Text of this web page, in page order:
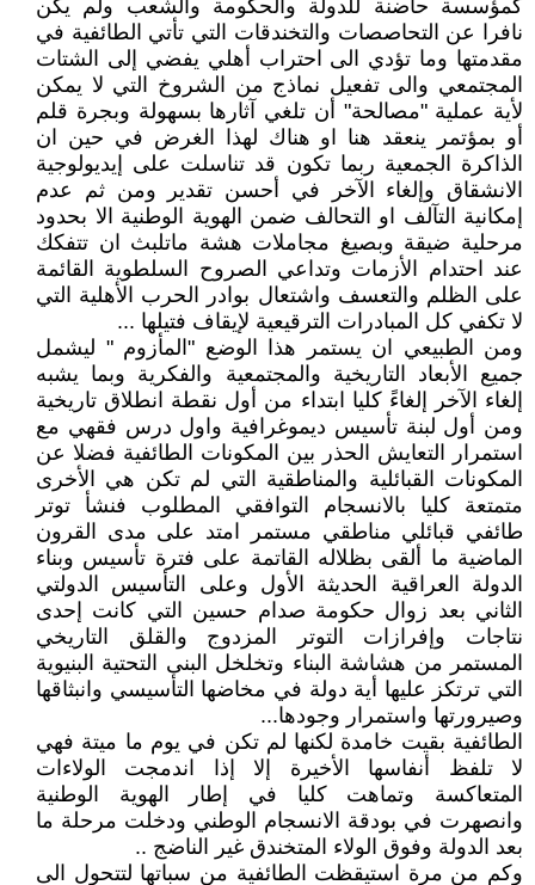
كمؤسسة حاضنة للدولة والحكومة والشعب ولم يكن
نافرا عن التحاصصات والتخندقات التي تأتي الطائفية في
مقدمتها وما تؤدي الى احتراب أهلي يفضي إلى الشتات
المجتمعي والى تفعيل نماذج من الشروخ التي لا يمكن
لأية عملية "مصالحة" أن تلغي آثارها بسهولة وبجرة قلم
أو بمؤتمر ينعقد هنا او هناك لهذا الغرض في حين ان
الذاكرة الجمعية ربما تكون قد تناسلت على إيديولوجية
الانشقاق وإلغاء الآخر في أحسن تقدير ومن ثم عدم
إمكانية التآلف او التحالف ضمن الهوية الوطنية الا بحدود
مرحلية ضيقة وبصيغ مجاملات هشة ماتلبث ان تتفكك
عند احتدام الأزمات وتداعي الصروح السلطوية القائمة
على الظلم والتعسف واشتعال بوادر الحرب الأهلية التي
لا تكفي كل المبادرات الترقيعية لإيقاف فتيلها ...
ومن الطبيعي ان يستمر هذا الوضع "المأزوم " ليشمل
جميع الأبعاد التاريخية والمجتمعية والفكرية وبما يشبه
إلغاء الآخر إلغاءً كليا ابتداء من أول نقطة انطلاق تاريخية
ومن أول لبنة تأسيس ديموغرافية واول درس فقهي مع
استمرار التعايش الحذر بين المكونات الطائفية فضلا عن
المكونات القبائلية والمناطقية التي لم تكن هي الأخرى
متمتعة كليا بالانسجام التوافقي المطلوب فنشأ توتر
طائفي قبائلي مناطقي مستمر امتد على مدى القرون
الماضية ما ألقى بظلاله القاتمة على فترة تأسيس وبناء
الدولة العراقية الحديثة الأول وعلى التأسيس الدولتي
الثاني بعد زوال حكومة صدام حسين التي كانت إحدى
نتاجات وإفرازات التوتر المزدوج والقلق التاريخي
المستمر من هشاشة البناء وتخلخل البنى التحتية البنيوية
التي ترتكز عليها أية دولة في مخاضها التأسيسي وانبثاقها
وصيرورتها واستمرار وجودها...
الطائفية بقيت خامدة لكنها لم تكن في يوم ما ميتة فهي
لا تلفظ أنفاسها الأخيرة إلا إذا اندمجت الولاءات
المتعاكسة وتماهت كليا في إطار الهوية الوطنية
وانصهرت في بودقة الانسجام الوطني ودخلت مرحلة ما
بعد الدولة وفوق الولاء المتخندق غير الناضج ..
وكم من مرة استيقظت الطائفية من سباتها لتتحول الى